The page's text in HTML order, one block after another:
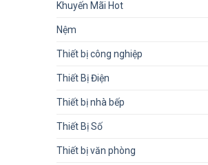
Khuyến Mãi Hot
Nệm
Thiết bị công nghiệp
Thiết Bị Điện
Thiết bị nhà bếp
Thiết Bị Số
Thiết bị văn phòng